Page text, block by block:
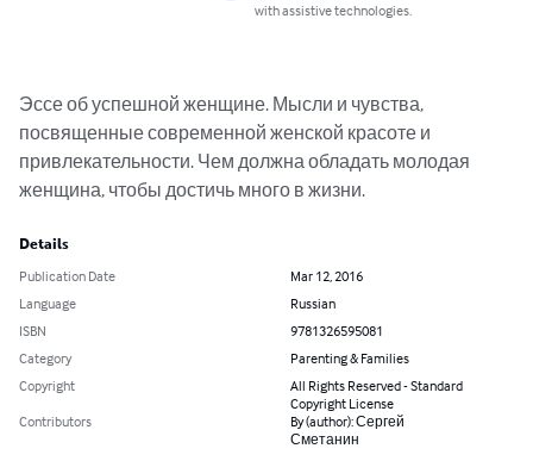
with assistive technologies.
Эссе об успешной женщине. Мысли и чувства,
посвященные современной женской красоте и
привлекательности. Чем должна обладать молодая
женщина, чтобы достичь много в жизни.
Details
Publication Date
Mar 12, 2016
Language
Russian
ISBN
9781326595081
Category
Parenting & Families
Copyright
All Rights Reserved - Standard
Copyright License
Contributors
By (author): Сергей
Сметанин